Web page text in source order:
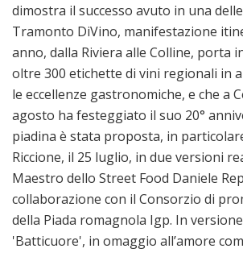
dimostra il successo avuto in una
Tramonto DiVino, manifestazione
anno, dalla Riviera alle Colline, porta
oltre 300 etichette di vini regionali in
le eccellenze gastronomiche, e che a
agosto ha festeggiato il suo 20°
piadina è stata proposta, in
Riccione, il 25 luglio, in due versioni
Maestro dello Street Food Daniele
collaborazione con il Consorzio di
della Piada romagnola Igp. In
'Batticuore', in omaggio all’amore